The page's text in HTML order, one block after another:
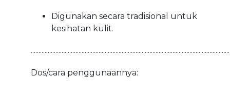
Digunakan secara tradisional untuk
kesihatan kulit.
Dos/cara penggunaannya: